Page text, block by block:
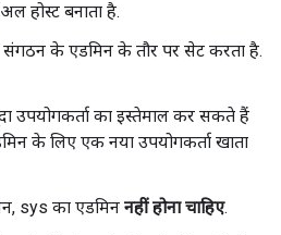
होस्ट बनाता है.
संगठन के एडमिन के तौर पर सेट करता है.
उपयोगकर्ता का इस्तेमाल कर सकते हैं
के लिए एक नया उपयोगकर्ता खाता
sys का एडमिन नहीं होना चाहिए.